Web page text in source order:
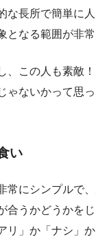
な長所で簡単に人
となる範囲が非常
、この人も素敵
ゃないかって思っ
い
常にシンプルで
合うかどうかをじ
リ」か「ナシ」か